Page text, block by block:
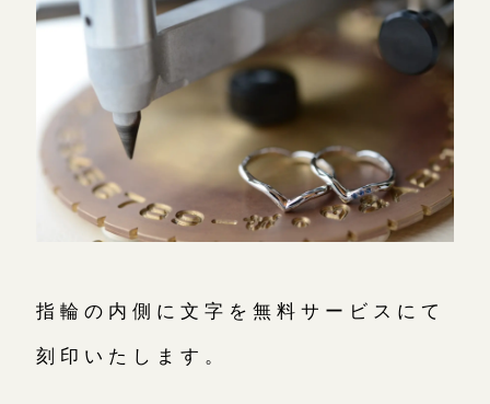
指輪の内側に文字を無料サービスにて
刻印いたします。